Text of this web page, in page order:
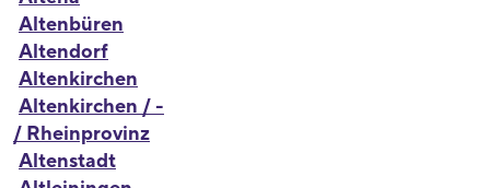
Altenbüren
Altendorf
Altenkirchen
Altenkirchen / -
/ Rheinprovinz
Altenstadt